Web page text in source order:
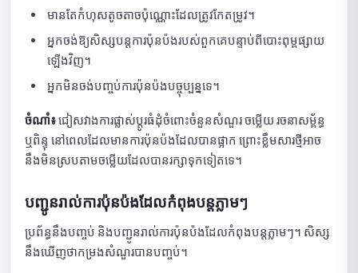
មគ្គុទ្ទេសក៍សម្រាប់ការគ្រប់គ្រងប្រភេទ និងក្រុមសំណួរ
របៀបប្រើប្រាស់ Quick Quiz៖ មគ្គុទ្ទេសក៍ពេញលេញ
សេចក្តីណែនាំអំពីការបង្កើត និងការកំណត់ Quick Quiz នៅលើ
NineQuiz
ការណែនាំអំពីការកំណត់ការបង្ហាញលទ្ធផល Quick Quiz
សេចក្តីណែនាំអំពីការកំណត់ការច្របល់សំណួរនៅក្នុង Quick Quiz
ការណែនាំអំពីការកំណត់រង្វាន់សម្រាប់ Quick Quiz
សេចក្តីណែនាំអំពីការបង្កើតសំណួរដោយដៃសម្រាប់ Quick Quiz
មគ្គុទ្ទេសក៍សម្រាប់ការបង្កើតសំណួរ Quick Quiz ជាមួយ AI
មានតែកំហុសតូចតាចប៉ុណ្ណោះដែលត្រូវកែតម្រូវ។
អ្នកចង់ឱ្យសិស្សបន្តការប៉ុនប៉ងរបស់ពួកគេបន្ទាប់ពីបោះពុម្ពផ្សាយ
ឡើងវិញ។
អ្នកមិនចង់បញ្ចប់ការប៉ុនប៉ងបច្ចុប្បន្នទេ។
ចំណាំ៖ជៀសវាងការផ្លាស់ប្តូរធំដុំចំពោះចំនួនសំណួរ ចម្លើយ រចនាសម្ព័ន្ធ
ឬពិន្ទុ នៅពេលដែលមានការប៉ុនប៉ងដែលបានផ្អាក ព្រោះខ្លឹមសារថ្មីអាច
នឹងមិនស្របតាមចម្លើយដែលបានរក្សាទុកទៀតទេ។
បញ្ជូនរាល់ការប៉ុនប៉ងដែលកំពុងបន្តភ្លាមៗ
ប្រព័ន្ធនឹងបញ្ចប់ និងបញ្ជូនរាល់ការប៉ុនប៉ងដែលកំពុងបន្តភ្លាមៗ។ សិស្ស
នឹងឃើញថាកម្រងសំណួរបានបញ្ចប់។